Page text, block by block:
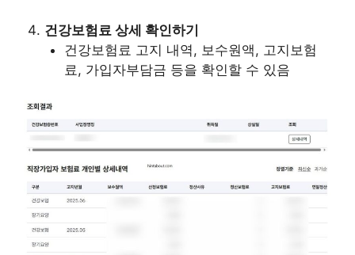
건강보험료 상세 확인하기
건강보험료 고지 내역, 보수원액, 고지보험
료, 가입자부담금 등을 확인할 수 있음